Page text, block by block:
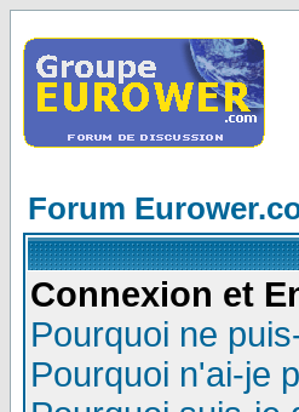
Forum
Connexion et
Pourquoi ne
Pourquoi n'ai-je